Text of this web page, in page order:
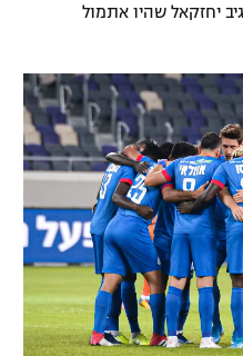
יחזקאל שהיו אתמול